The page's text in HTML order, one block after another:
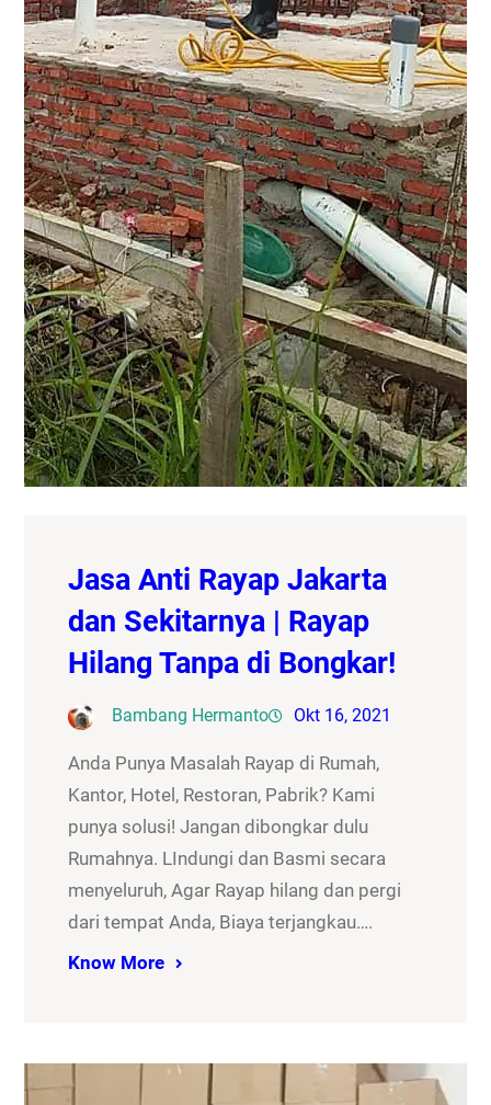
Jasa Anti Rayap Jakarta
dan Sekitarnya | Rayap
Hilang Tanpa di Bongkar!
Bambang Hermanto Okt 16, 2021
Anda Punya Masalah Rayap di Rumah,
Kantor, Hotel, Restoran, Pabrik? Kami
punya solusi! Jangan dibongkar dulu
Rumahnya. LIndungi dan Basmi secara
menyeluruh, Agar Rayap hilang dan pergi
dari tempat Anda, Biaya terjangkau….
Know More